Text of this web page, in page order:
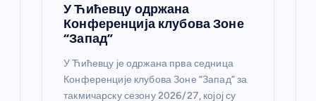
У Ћићевцу одржана
Конференција клубова Зоне
“Запад”
У Ћићевцу је одржана прва седница
Конференције клубова Зоне “Запад” за
такмичарску сезону 2026/27, којој су